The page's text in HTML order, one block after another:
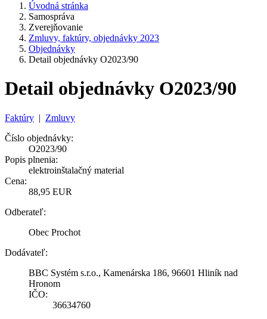
Úvodná stránka
Samospráva
Zverejňovanie
Zmluvy, faktúry, objednávky 2023
Objednávky
Detail objednávky O2023/90
Detail objednávky O2023/90
Faktúry | Zmluvy
Číslo objednávky:
O2023/90
Popis plnenia:
elektroinštalačný material
Cena:
88,95 EUR
Odberateľ:
Obec Prochot
Dodávateľ:
BBC Systém s.r.o., Kamenárska 186, 96601 Hliník nad
Hronom
IČO:
36634760